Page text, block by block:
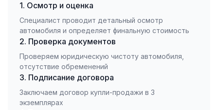
1. Осмотр и оценка
Специалист проводит детальный осмотр
автомобиля и определяет финальную стоимость
2. Проверка документов
Проверяем юридическую чистоту автомобиля,
отсутствие обременений
3. Подписание договора
Заключаем договор купли-продажи в 3
экземплярах